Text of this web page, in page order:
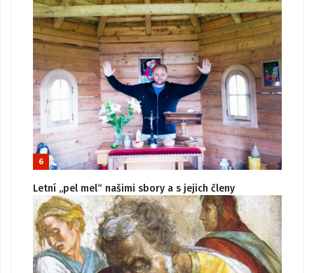
6
Letní „pel mel“ našimi sbory a s jejich členy